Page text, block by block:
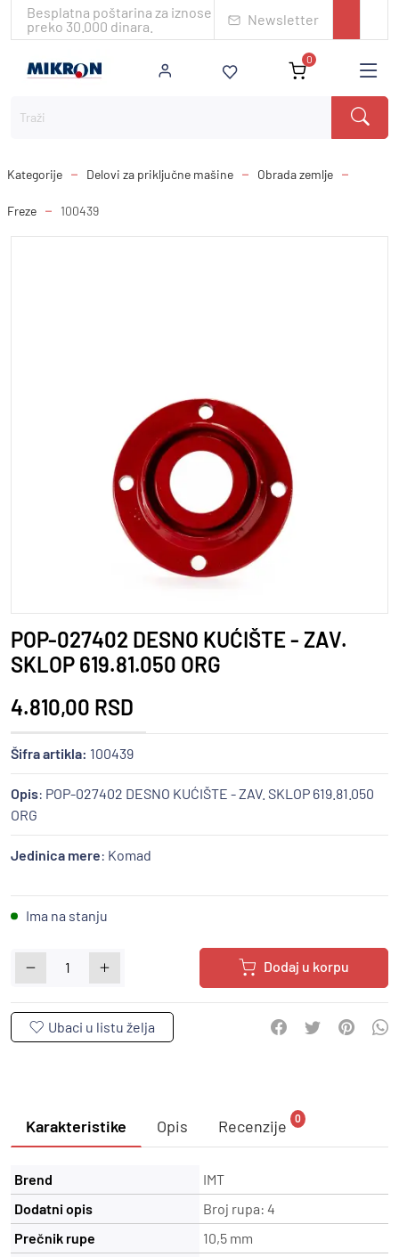
Besplatna poštarina za iznose
preko 30.000 dinara.
Newsletter
0
Kategorije Delovi za priključne mašine Obrada zemlje
Freze 100439
POP-027402 DESNO KUĆIŠTE - ZAV.
SKLOP 619.81.050 ORG
4.810,00 RSD
Šifra artikla: 100439
Opis: POP-027402 DESNO KUĆIŠTE - ZAV. SKLOP 619.81.050
ORG
Jedinica mere: Komad
Ima na stanju
Dodaj u korpu
Karakteristike Opis Recenzije 0
Brend
IMT
Dodatni opis
Broj rupa: 4
Prečnik rupe
10,5 mm